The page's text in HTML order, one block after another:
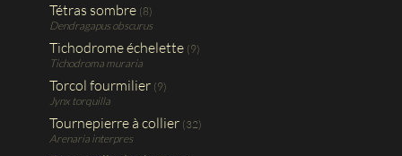
Tétras sombre (8)
Dendragapus obscurus
Tichodrome échelette (9)
Tichodroma muraria
Torcol fourmilier (9)
Jynx torquilla
Tournepierre à collier (32)
Arenaria interpres